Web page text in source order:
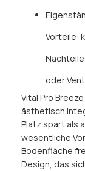
Vorteile:
oder
Vital Pro
ästhetisch
Platz spart als
wesentliche
Bodenfläche
Design, das